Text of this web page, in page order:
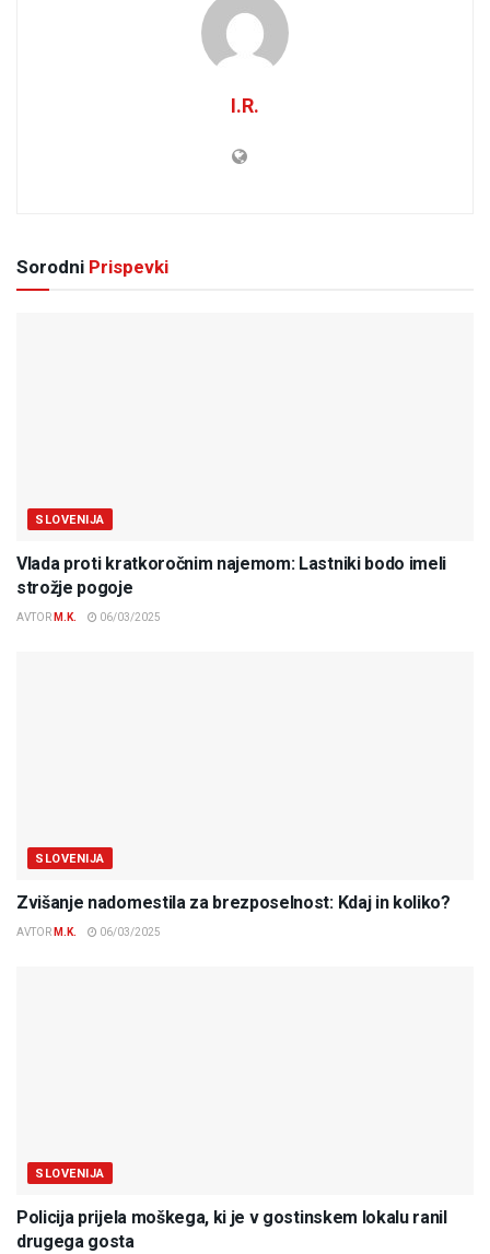
I.R.
Sorodni Prispevki
SLOVENIJA
Vlada proti kratkoročnim najemom: Lastniki bodo imeli
strožje pogoje
AVTOR M.K. 06/03/2025
SLOVENIJA
Zvišanje nadomestila za brezposelnost: Kdaj in koliko?
AVTOR M.K. 06/03/2025
SLOVENIJA
Policija prijela moškega, ki je v gostinskem lokalu ranil
drugega gosta